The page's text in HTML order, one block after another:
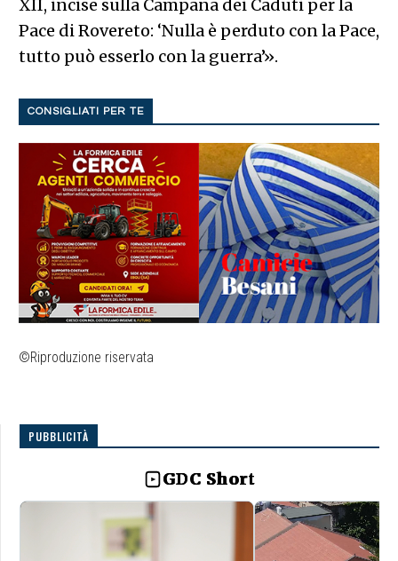
XII, incise sulla Campana dei Caduti per la
Pace di Rovereto: ‘Nulla è perduto con la Pace,
tutto può esserlo con la guerra’».
CONSIGLIATI PER TE
©Riproduzione riservata
PUBBLICITÀ
GDC Short